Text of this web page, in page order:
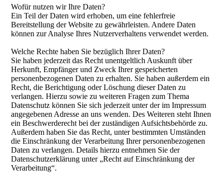
Wofür nutzen wir Ihre Daten?
Ein Teil der Daten wird erhoben, um eine fehlerfreie
Bereitstellung der Website zu gewährleisten. Andere Daten
können zur Analyse Ihres Nutzerverhaltens verwendet werden.
Welche Rechte haben Sie bezüglich Ihrer Daten?
Sie haben jederzeit das Recht unentgeltlich Auskunft über
Herkunft, Empfänger und Zweck Ihrer gespeicherten
personenbezogenen Daten zu erhalten. Sie haben außerdem ein
Recht, die Berichtigung oder Löschung dieser Daten zu
verlangen. Hierzu sowie zu weiteren Fragen zum Thema
Datenschutz können Sie sich jederzeit unter der im Impressum
angegebenen Adresse an uns wenden. Des Weiteren steht Ihnen
ein Beschwerderecht bei der zuständigen Aufsichtsbehörde zu.
Außerdem haben Sie das Recht, unter bestimmten Umständen
die Einschränkung der Verarbeitung Ihrer personenbezogenen
Daten zu verlangen. Details hierzu entnehmen Sie der
Datenschutzerklärung unter „Recht auf Einschränkung der
Verarbeitung“.